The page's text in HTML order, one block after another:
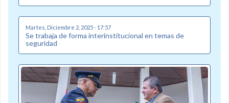
Martes, Diciembre 2, 2025 - 17:57
Se trabaja de forma interinstitucional en temas de
seguridad